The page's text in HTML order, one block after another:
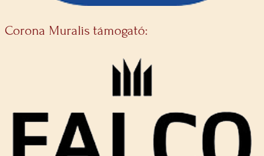
Corona Muralis támogató: